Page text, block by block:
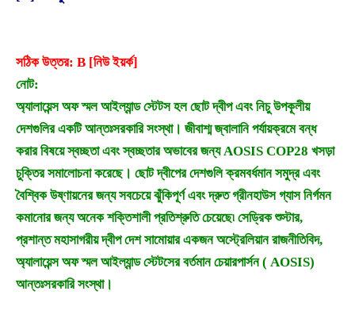
সঠিক উত্তর: B [নিউ ইয়র্ক]
নোট:
অ্যালায়েন্স অফ স্মল আইল্যান্ড স্টেটস হল ছোট দ্বীপ এবং নিচু উপকূলীয়
দেশগুলির একটি আন্তঃসরকারি সংস্থা। জীবাশ্ম জ্বালানি পর্যায়ক্রমে বন্ধ
করার বিষয়ে স্বচ্ছতা এবং স্বচ্ছতার অভাবের জন্য AOSIS COP28 খসড়া
চুক্তির সমালোচনা করেছে। ছোট দ্বীপের দেশগুলি ক্রমবর্ধমান সমুদ্র এবং
বৈশ্বিক উষ্ণায়নের জন্য সবচেয়ে ঝুঁকিপূর্ণ এবং দ্রুত গ্রীনহাউস গ্যাস নির্গমন
কমানোর জন্য অনেক শক্তিশালী প্রতিশ্রুতি চেয়েছে৷ সেড্রিক শুস্টার,
প্রশান্ত মহাসাগরীয় দ্বীপ দেশ সামোয়ার একজন অস্ট্রেলিয়ান রাজনীতিবিদ,
অ্যালায়েন্স অফ স্মল আইল্যান্ড স্টেটসের বর্তমান চেয়ারপার্সন ( AOSIS)
আন্তঃসরকারি সংস্থা।